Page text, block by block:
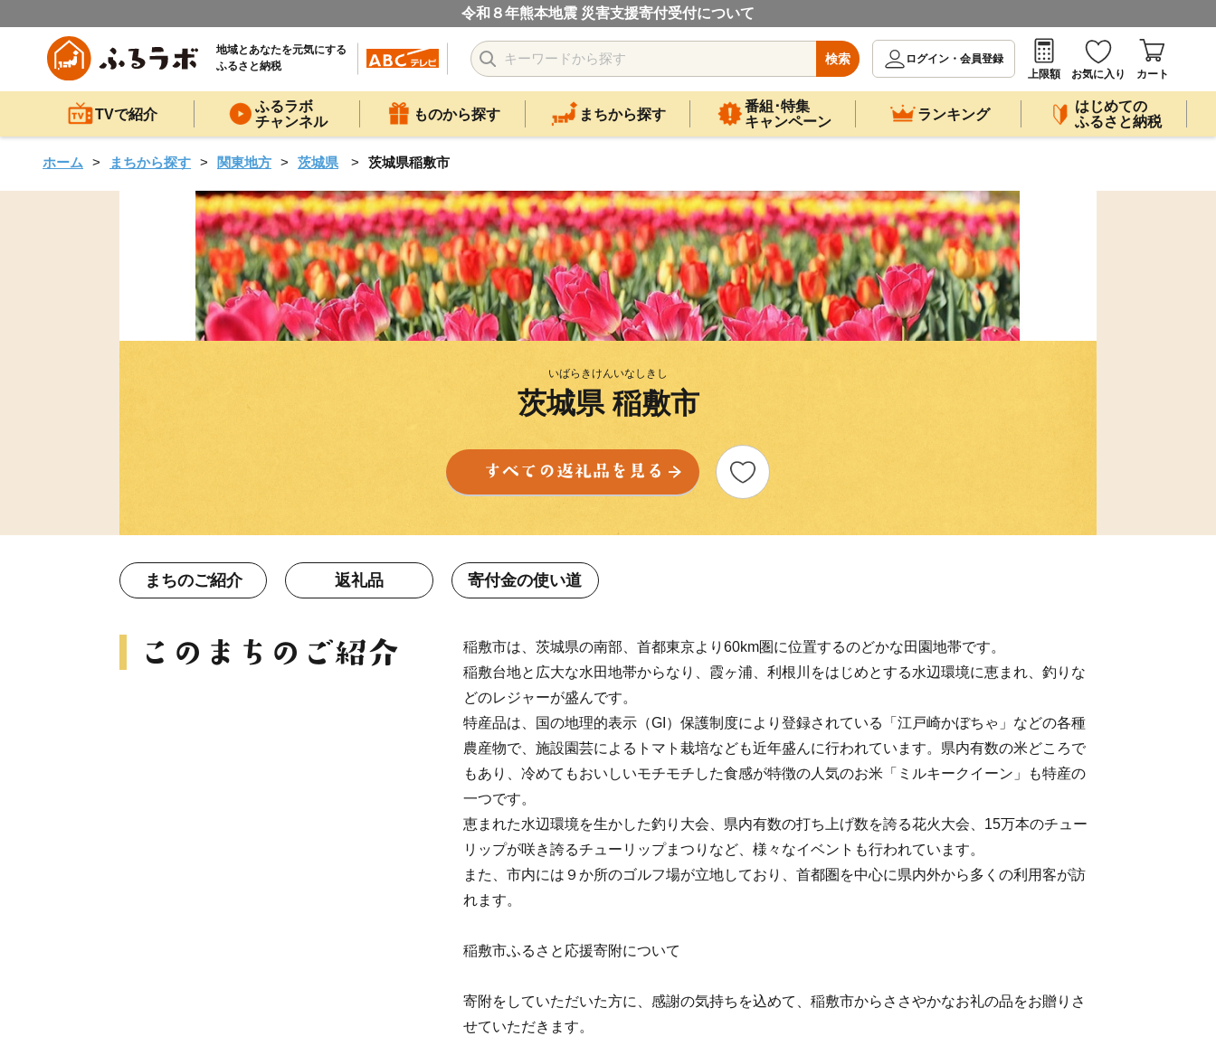
令和８年熊本地震 災害支援寄付受付について
地域とあなたを元気にする
ふるさと納税
検索
ログイン・会員登録
上限額
お気に入り カート
TVで紹介
ふるラボ
チャンネル
ものから探す まちから探す
番組･特集
キャンペーン
ランキング
はじめての
ふるさと納税
ホーム まちから探す 関東地方 茨城県 茨城県稲敷市
いばらきけんいなしきし
茨城県 稲敷市
まちのご紹介 返礼品 寄付金の使い道
稲敷市は、茨城県の南部、首都東京より60km圏に位置するのどかな田園地帯です。
稲敷台地と広大な水田地帯からなり、霞ヶ浦、利根川をはじめとする水辺環境に恵まれ、釣りな
どのレジャーが盛んです。
特産品は、国の地理的表示（GI）保護制度により登録されている「江戸崎かぼちゃ」などの各種
農産物で、施設園芸によるトマト栽培なども近年盛んに行われています。県内有数の米どころで
もあり、冷めてもおいしいモチモチした食感が特徴の人気のお米「ミルキークイーン」も特産の
一つです。
恵まれた水辺環境を生かした釣り大会、県内有数の打ち上げ数を誇る花火大会、15万本のチュー
リップが咲き誇るチューリップまつりなど、様々なイベントも行われています。
また、市内には９か所のゴルフ場が立地しており、首都圏を中心に県内外から多くの利用客が訪
れます。
稲敷市ふるさと応援寄附について
寄附をしていただいた方に、感謝の気持ちを込めて、稲敷市からささやかなお礼の品をお贈りさ
せていただきます。